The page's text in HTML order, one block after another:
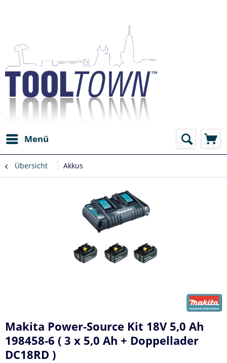
Menü
Übersicht Akkus
Makita Power-Source Kit 18V 5,0 Ah
198458-6 ( 3 x 5,0 Ah + Doppellader
DC18RD )